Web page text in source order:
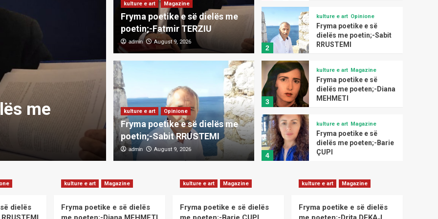
me
kulture e art Opinione
Fryma poetike e së dielës me
poetin;-Sabit RRUSTEMI
admin August 9, 2026
kulture e art Magazine
Fryma poetike e së dielës me
poetin;-Fatmir TERZIU
admin August 9, 2026
kulture e art Opinione
Fryma poetike e së dielës me
poetin;-Sabit RRUSTEMI
admin August 9, 2026
2
kulture e art Opinione
Fryma poetike e së
dielës me poetin;-Sabit
RRUSTEMI
3
kulture e art Magazine
Fryma poetike e së
dielës me poeten;-Diana
MEHMETI
4
kulture e art Magazine
Fryma poetike e së
dielës me poeten;-Barie
ÇUPI
5
Fryma poetike e së
DEKAJ
dielës
kulture e art Magazine
Fryma poetike e së dielës
kulture e art Magazine
Fryma poetike e së dielës
kulture e art Magazine
Fryma poetike e së dielës